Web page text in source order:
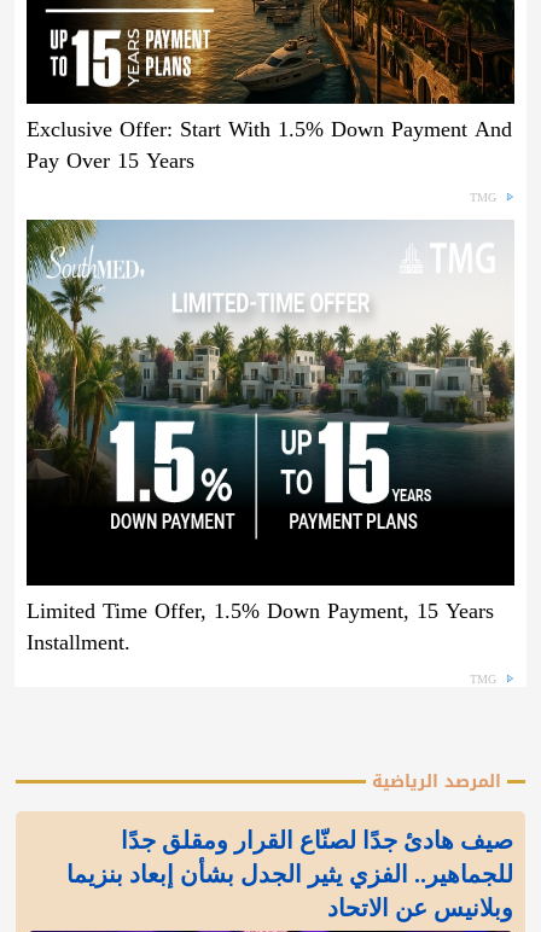
Exclusive Offer: Start With 1.5% Down Payment And
Pay Over 15 Years
TMG
Limited Time Offer, 1.5% Down Payment, 15 Years
Installment.
TMG
المرصد الرياضية
صيف هادئ جدًا لصنّاع القرار ومقلق جدًا
للجماهير.. الفزي يثير الجدل بشأن إبعاد بنزيما
وبلانيس عن الاتحاد